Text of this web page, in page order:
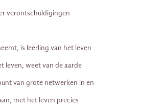
verontschuldigingen
is leerling van het leven
leven, weet van de aarde
van grote netwerken in en
met het leven precies